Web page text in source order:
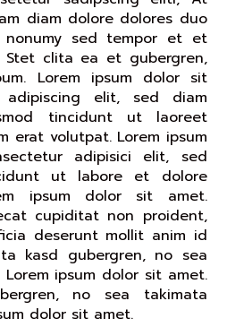
diam dolore dolores duo
sed tempor et et
clita ea et gubergren,
Lorem ipsum dolor sit
adipiscing elit, sed diam
tincidunt ut laoreet
erat volutpat. Lorem ipsum
adipisici elit, sed
ut labore et dolore
ipsum dolor sit amet.
cupiditat non proident,
deserunt mollit anim id
kasd gubergren, no sea
ipsum dolor sit amet.
no sea takimata
dolor sit amet.